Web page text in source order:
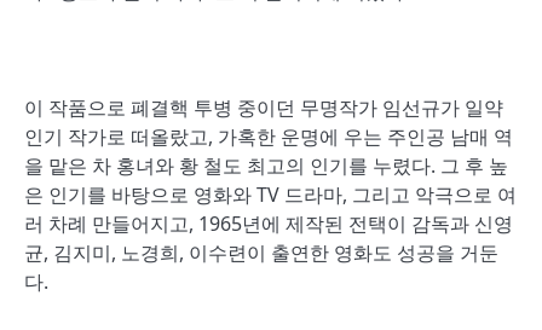
이 작품으로 폐결핵 투병 중이던 무명작가 임선규가 일약
인기 작가로 떠올랐고, 가혹한 운명에 우는 주인공 남매 역
을 맡은 차 홍녀와 황 철도 최고의 인기를 누렸다. 그 후 높
은 인기를 바탕으로 영화와 TV 드라마, 그리고 악극으로 여
러 차례 만들어지고, 1965년에 제작된 전택이 감독과 신영
균, 김지미, 노경희, 이수련이 출연한 영화도 성공을 거둔
다.